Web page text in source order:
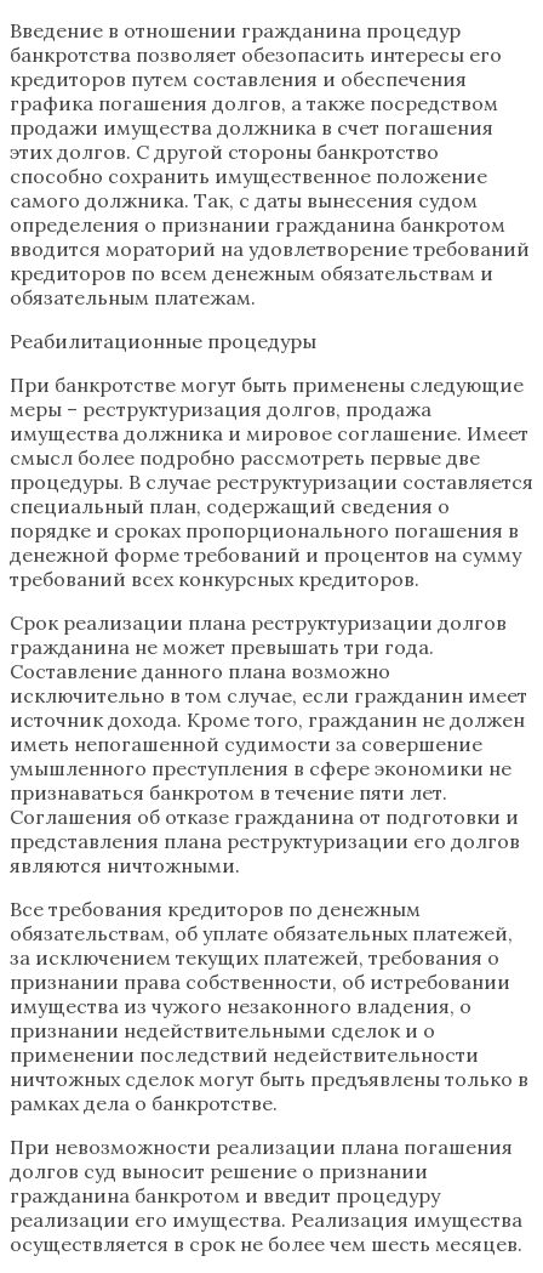
Введение в отношении гражданина процедур
банкротства позволяет обезопасить интересы его
кредиторов путем составления и обеспечения
графика погашения долгов, а также посредством
продажи имущества должника в счет погашения
этих долгов. С другой стороны банкротство
способно сохранить имущественное положение
самого должника. Так, с даты вынесения судом
определения о признании гражданина банкротом
вводится мораторий на удовлетворение требований
кредиторов по всем денежным обязательствам и
обязательным платежам.
Реабилитационные процедуры
При банкротстве могут быть применены следующие
меры – реструктуризация долгов, продажа
имущества должника и мировое соглашение. Имеет
смысл более подробно рассмотреть первые две
процедуры. В случае реструктуризации составляется
специальный план, содержащий сведения о
порядке и сроках пропорционального погашения в
денежной форме требований и процентов на сумму
требований всех конкурсных кредиторов.
Срок реализации плана реструктуризации долгов
гражданина не может превышать три года.
Составление данного плана возможно
исключительно в том случае, если гражданин имеет
источник дохода. Кроме того, гражданин не должен
иметь непогашенной судимости за совершение
умышленного преступления в сфере экономики не
признаваться банкротом в течение пяти лет.
Соглашения об отказе гражданина от подготовки и
представления плана реструктуризации его долгов
являются ничтожными.
Все требования кредиторов по денежным
обязательствам, об уплате обязательных платежей,
за исключением текущих платежей, требования о
признании права собственности, об истребовании
имущества из чужого незаконного владения, о
признании недействительными сделок и о
применении последствий недействительности
ничтожных сделок могут быть предъявлены только в
рамках дела о банкротстве.
При невозможности реализации плана погашения
долгов суд выносит решение о признании
гражданина банкротом и введит процедуру
реализации его имущества. Реализация имущества
осуществляется в срок не более чем шесть месяцев.